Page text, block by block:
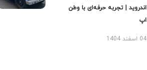
اندروید | تجربه حرفه‌ای با وطن
اپ
04 اسفند 1404